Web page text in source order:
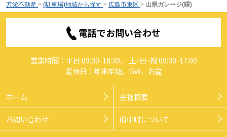
万栄不動産 > (駐車場)地域から探す > 広島市東区 > 山県ガレージ(曙)
電話でお問い合わせ
営業時間：平日 09:30-18:30、 土･日･祝 09:30-17:00
定休日：年末年始、GW、お盆
ホーム 会社概要
お問い合わせ 府中町について